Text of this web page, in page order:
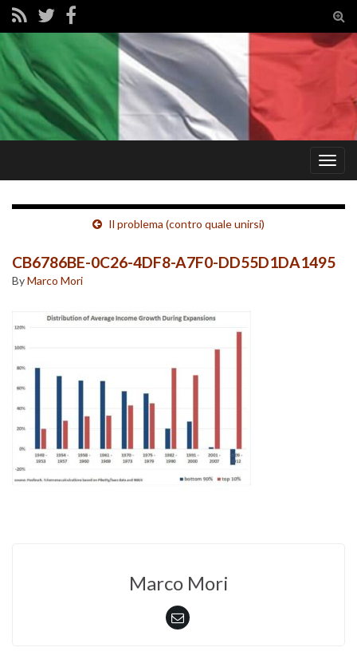
Il problema (contro quale unirsi)
CB6786BE-0C26-4DF8-A7F0-DD55D1DA1495
ByMarco Mori
Marco Mori